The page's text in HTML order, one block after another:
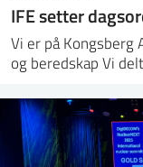
IFE setter
Vi er på Kongsberg
og beredskap Vi